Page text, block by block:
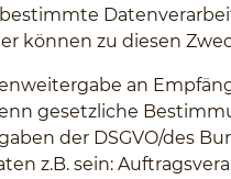
können zu diesen
an
gesetzliche
der DSGVO/des
z.B. sein: